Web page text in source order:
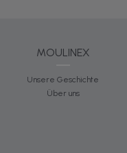
MOULINEX
Unsere Geschichte
Über uns